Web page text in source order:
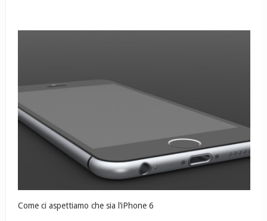
Come ci aspettiamo che sia l’iPhone 6